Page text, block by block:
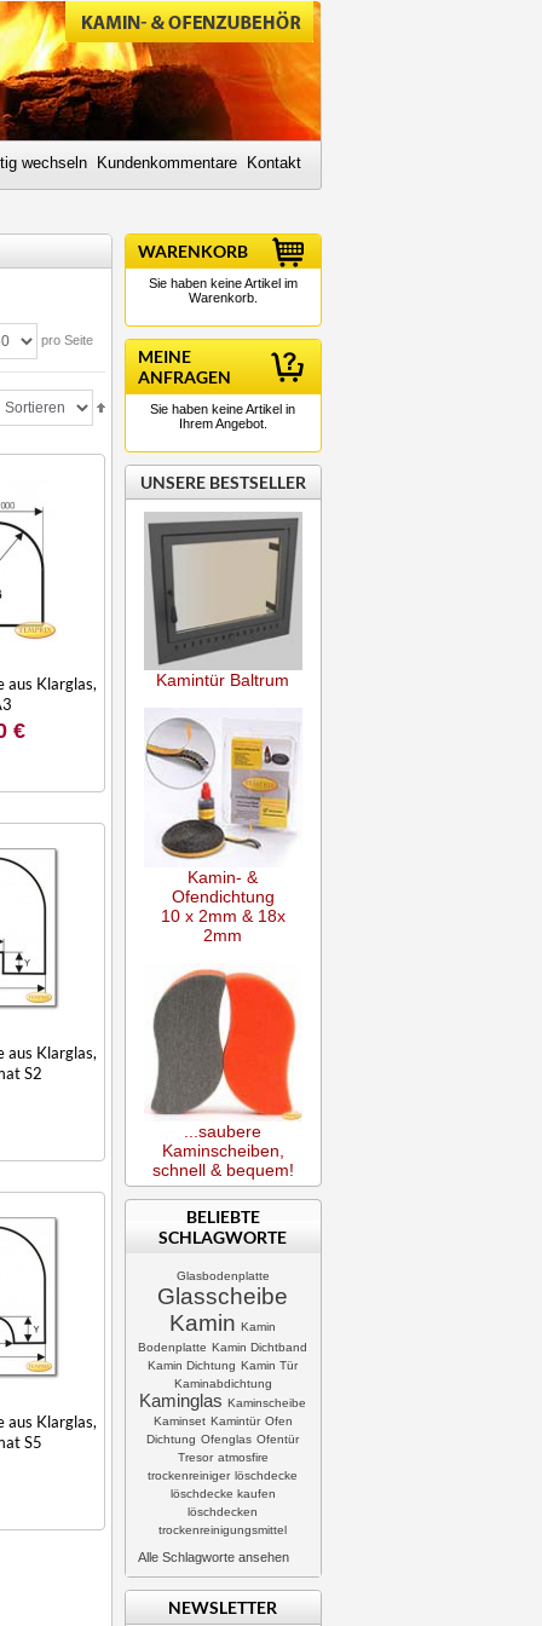
wechseln Kundenkommentare Kontakt
pro Seite
aus Klarglas,
€
aus Klarglas,
S2
aus Klarglas,
S5
WARENKORB
Sie haben keine Artikel im
Warenkorb.
MEINE
ANFRAGEN
Sie haben keine Artikel in
Ihrem Angebot.
UNSERE BESTSELLER
Kamintür Baltrum
Kamin- &
Ofendichtung
10 x 2mm & 18x
2mm
...saubere
Kaminscheiben,
schnell & bequem!
BELIEBTE
SCHLAGWORTE
Glasbodenplatte
Glasscheibe
Kamin Kamin
Bodenplatte Kamin Dichtband
Kamin Dichtung Kamin Tür
Kaminabdichtung
Kaminglas Kaminscheibe
Kaminset Kamintür Ofen
Dichtung Ofenglas Ofentür
Tresor atmosfire
trockenreiniger löschdecke
löschdecke kaufen
löschdecken
trockenreinigungsmittel
Alle Schlagworte ansehen
NEWSLETTER